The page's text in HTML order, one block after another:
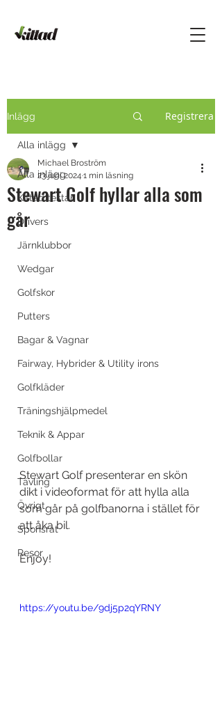
Inlägg Registrera
Alla inlägg
Kittad testar
Drivers
Järnklubbor
Wedgar
Golfskor
Putters
Bagar & Vagnar
Fairway, Hybrider & Utility irons
Golfkläder
Träningshjälpmedel
Teknik & Appar
Golfbollar
Tävling
Övrigt
Sponsrat
Resor
Alla inlägg
Stewart Golf hyllar alla som
går
Michael Broström
23 juni 2024 1 min läsning
Stewart Golf presenterar en skön
dikt i videoformat för att hylla alla
som går på golfbanorna i stället för
att åka bil.
Enjoy!
https://youtu.be/9dj5p2qYRNY